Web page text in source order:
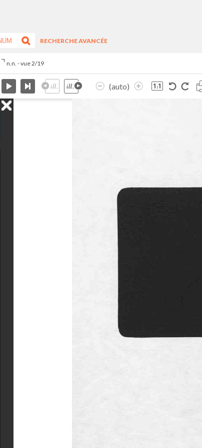
RECHERCHE AVANCÉE
n.n. - vue 2/19
(auto)